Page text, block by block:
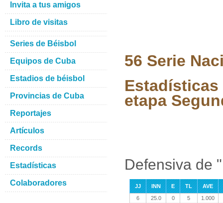
56 Serie
etapa
Defensiva de
JJ INN E TL
AVE
6
25.0 0 5 1.000
Invita a tus amigos
Libro de visitas
Series de Béisbol
Equipos de Cuba
Estadios de béisbol
Provincias de Cuba
Reportajes
Artículos
Records
Estadísticas
Colaboradores